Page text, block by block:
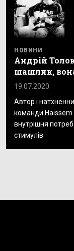
НОВИНИ
Андрій
шашлик,
19.07.2020
Автор і
команди Haissem
внутрішня
стимулів